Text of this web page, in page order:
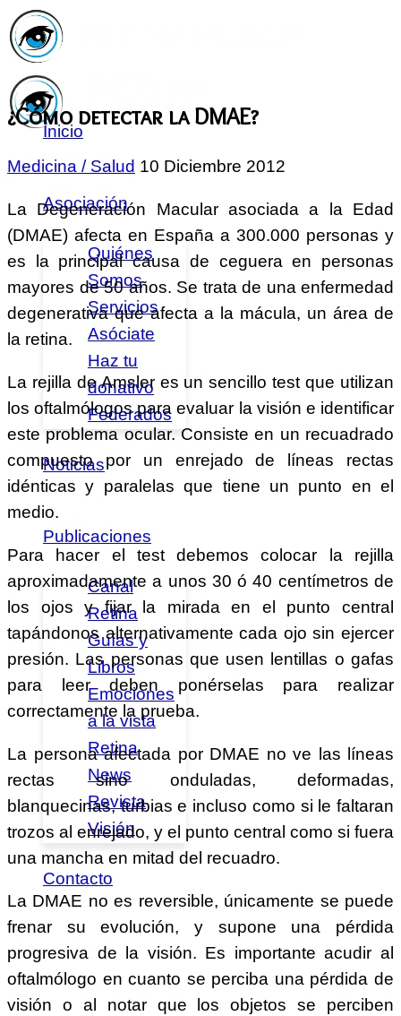
Inicio
Asociación
Quiénes
Somos
Servicios
Asóciate
Haz tu
donativo
Federados
Noticias
Publicaciones
Canal
Retina
Guías y
Libros
Emociones
a la vista
Retina
News
Revista
Visión
Contacto
¿Cómo detectar la DMAE?
Medicina / Salud 10 Diciembre 2012
La Degeneración Macular asociada a la Edad
(DMAE) afecta en España a 300.000 personas y
es la principal causa de ceguera en personas
mayores de 50 años. Se trata de una enfermedad
degenerativa que afecta a la mácula, un área de
la retina.
La rejilla de Amsler es un sencillo test que utilizan
los oftalmólogos para evaluar la visión e identificar
este problema ocular. Consiste en un recuadrado
compuesto por un enrejado de líneas rectas
idénticas y paralelas que tiene un punto en el
medio.
Para hacer el test debemos colocar la rejilla
aproximadamente a unos 30 ó 40 centímetros de
los ojos y fijar la mirada en el punto central
tapándonos alternativamente cada ojo sin ejercer
presión. Las personas que usen lentillas o gafas
para leer deben ponérselas para realizar
correctamente la prueba.
La persona afectada por DMAE no ve las líneas
rectas sino onduladas, deformadas,
blanquecinas, turbias e incluso como si le faltaran
trozos al enrejado, y el punto central como si fuera
una mancha en mitad del recuadro.
La DMAE no es reversible, únicamente se puede
frenar su evolución, y supone una pérdida
progresiva de la visión. Es importante acudir al
oftalmólogo en cuanto se perciba una pérdida de
visión o al notar que los objetos se perciben